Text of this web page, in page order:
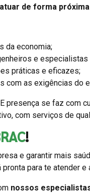
de forma
da economia;
e especialistas
práticas e eficazes;
com as exigências do
E presença se faz com
com serviços de
!
e garantir mais
para te atender
nossos